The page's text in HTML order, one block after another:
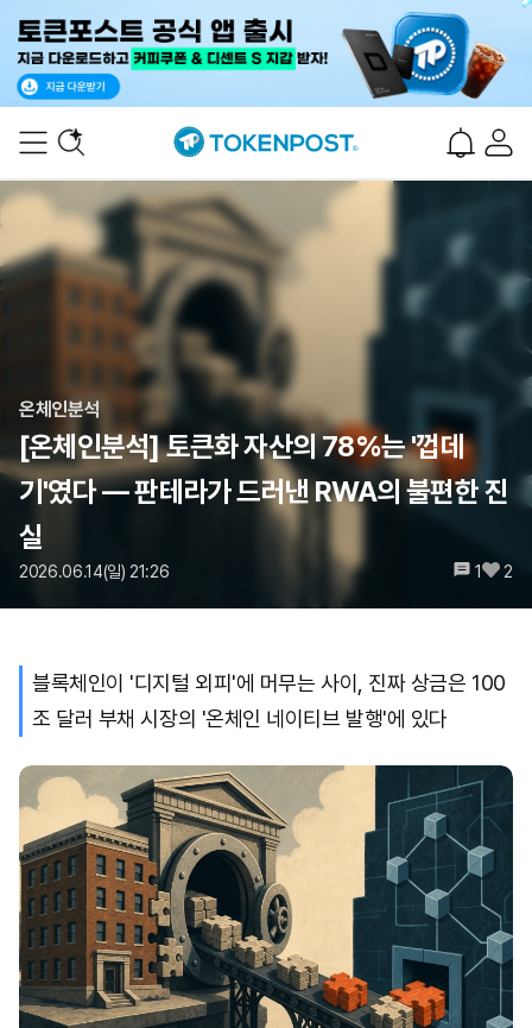
온체인분석
[온체인분석] 토큰화 자산의 78%는 '껍데
기'였다 — 판테라가 드러낸 RWA의 불편한 진
실
2026.06.14(일) 21:26 1 2
블록체인이 '디지털 외피'에 머무는 사이, 진짜 상금은 100
조 달러 부채 시장의 '온체인 네이티브 발행'에 있다